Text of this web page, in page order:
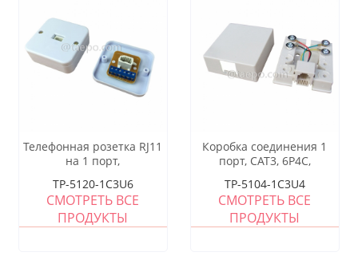
Телефонная розетка RJ11
на 1 порт,
6P6C
TP-5120-1C3U6
СМОТРЕТЬ ВСЕ
ПРОДУКТЫ
Коробка соединения 1
порт, CAT3, 6P4C,
TP-5104-1C3U4
СМОТРЕТЬ ВСЕ
ПРОДУКТЫ